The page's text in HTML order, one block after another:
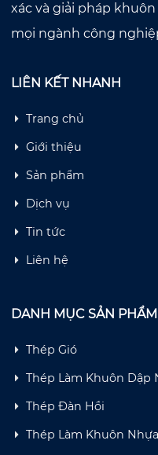
xác và giải pháp
mọi ngành công
LIÊN KẾT NHANH
Trang chủ
Giới thiệu
Sản phẩm
Dịch vụ
Tin tức
Liên hệ
DANH MỤC SẢN PHẨM
Thép Gió
Thép Làm Khuôn Dập
Thép Đàn Hồi
Thép Làm Khuôn Nhựa